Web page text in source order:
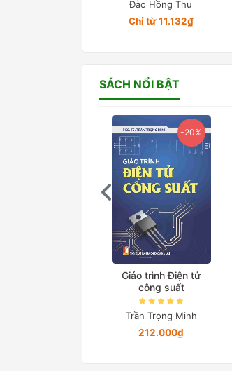
Đào Hồng Thu
Chỉ từ 11.132₫
SÁCH NỔI BẬT
-20%
Giáo trình Điện tử
công suất
Trần Trọng Minh
212.000₫